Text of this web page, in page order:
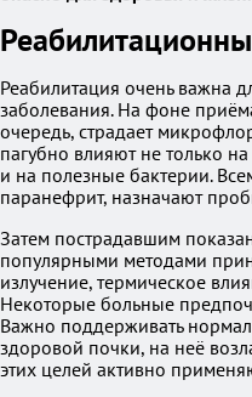
Реабилитация очень важна
заболевания. На фоне
очередь, страдает
пагубно влияют не только
и на полезные бактерии.
паранефрит, назначают
Затем пострадавшим
популярными методами
излучение, термическое
Некоторые больные
Важно поддерживать
здоровой почки, на неё
этих целей активно